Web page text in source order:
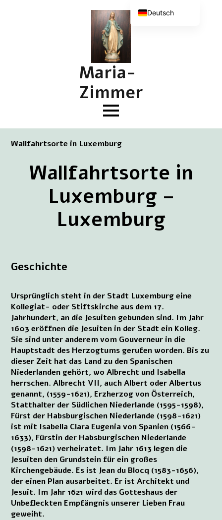
Maria-
Zimmer
Wallfahrtsorte in Luxemburg
Wallfahrtsorte in
Luxemburg –
Luxemburg
Geschichte
Ursprünglich steht in der Stadt Luxemburg eine
Kollegiat- oder Stiftskirche aus dem 17.
Jahrhundert, an die Jesuiten gebunden sind. Im Jahr
1603 eröffnen die Jesuiten in der Stadt ein Kolleg.
Sie sind unter anderem vom Gouverneur in die
Hauptstadt des Herzogtums gerufen worden. Bis zu
dieser Zeit hat das Land zu den Spanischen
Niederlanden gehört, wo Albrecht und Isabella
herrschen. Albrecht VII, auch Albert oder Albertus
genannt, (1559-1621), Erzherzog von Österreich,
Statthalter der Südlichen Niederlande (1595-1598),
Fürst der Habsburgischen Niederlande (1598-1621)
ist mit Isabella Clara Eugenia von Spanien (1566-
1633), Fürstin der Habsburgischen Niederlande
(1598-1621) verheiratet. Im Jahr 1613 legen die
Jesuiten den Grundstein für ein großes
Kirchengebäude. Es ist Jean du Blocq (1583-1656),
der einen Plan ausarbeitet. Er ist Architekt und
Jesuit. Im Jahr 1621 wird das Gotteshaus der
Unbefleckten Empfängnis unserer Lieben Frau
geweiht.
Deutsch